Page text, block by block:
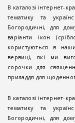
В каталозі інтернет-
тематику та
Богородичні, для
варіанти ікон
користуються в
вервиці, які ми
сорочки для
приладдя для
В каталозі інтернет-
тематику та
Богородичні, для